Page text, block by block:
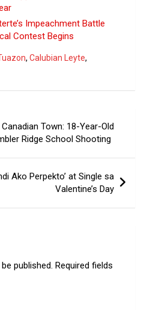
Impeachment Battle
Contest Begins
, Calubian Leyte,
Town: 18-Year-Old
Ridge School Shooting
Ako Perpekto’ at Single sa
Valentine’s Day
published. Required fields